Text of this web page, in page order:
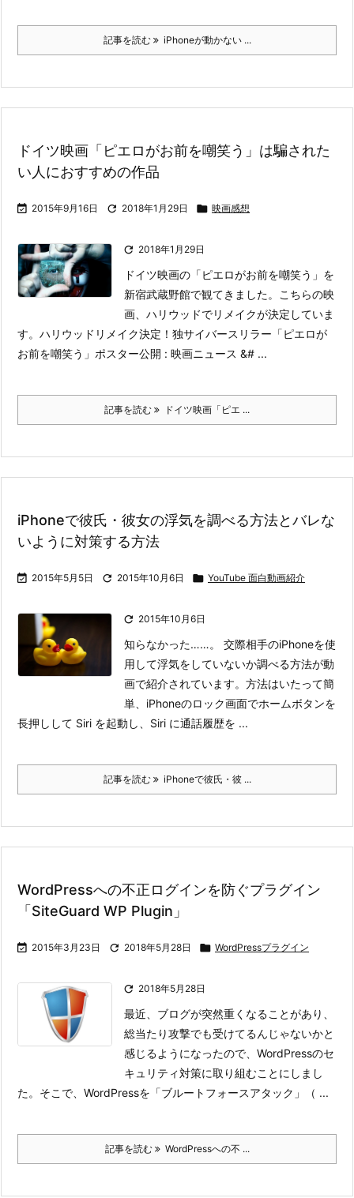
記事を読む iPhoneが動かない ...
ドイツ映画「ピエロがお前を嘲笑う」は騙された
い人におすすめの作品
 2015年9月16日  2018年1月29日  映画感想
 2018年1月29日
ドイツ映画の「ピエロがお前を嘲笑う」を
新宿武蔵野館で観てきました。こちらの映
画、ハリウッドでリメイクが決定していま
す。 ハリウッドリメイク決定！独サイバースリラー「ピエロが
お前を嘲笑う」ポスター公開 : 映画ニュース &# ...
記事を読む ドイツ映画「ピエ ...
iPhoneで彼氏・彼女の浮気を調べる方法とバレな
いように対策する方法
 2015年5月5日  2015年10月6日  YouTube 面白動画紹介
 2015年10月6日
知らなかった……。 交際相手のiPhoneを使
用して浮気をしていないか調べる方法が動
画で紹介されています。方法はいたって簡
単、iPhoneのロック画面でホームボタンを
長押しして Siri を起動し、Siri に通話履歴を ...
記事を読む iPhoneで彼氏・彼 ...
WordPressへの不正ログインを防ぐプラグイン
「SiteGuard WP Plugin」
 2015年3月23日  2018年5月28日  WordPressプラグイン
 2018年5月28日
最近、ブログが突然重くなることがあり、
総当たり攻撃でも受けてるんじゃないかと
感じるようになったので、WordPressのセ
キュリティ対策に取り組むことにしまし
た。 そこで、WordPressを「ブルートフォースアタック」（ ...
記事を読む WordPressへの不 ...